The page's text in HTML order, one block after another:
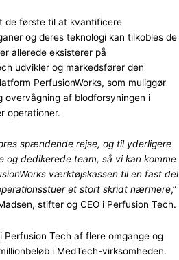
de første til at kvantificere
og deres teknologi kan tilkobles de
allerede eksisterer på
udvikler og markedsfører den
PerfusionWorks, som muliggør
af blodforsyningen i
operationer.
spændende rejse, og til yderligere
og dedikerede team, så vi kan komme
værktøjskassen til en fast del
et stort skridt nærmere,”
stifter og CEO i Perfusion Tech.
Perfusion Tech af flere omgange og
i MedTech-virksomheden.